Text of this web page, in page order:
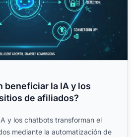
beneficiar la IA y los
de afiliados?
y los chatbots transforman el
mediante la automatización de